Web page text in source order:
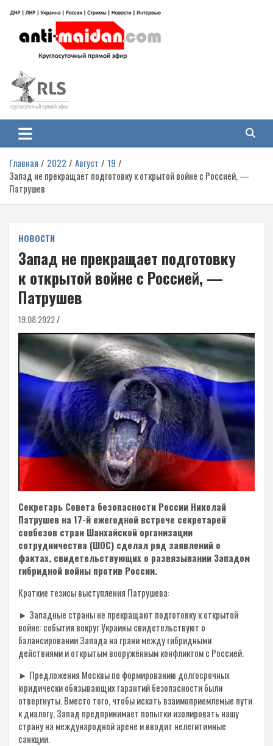
содержимому
Антимайдан: Гражданская война
на Украине
гражданской войне на Украине, включая события в Новороссии, ДНР,
ЛНР и других регионах.
Главная 2022 Август
19
Запад не прекращает подготовку к открытой войне с Россией, —
Патрушев
НОВОСТИ
Запад не прекращает подготовку
к открытой войне с Россией, —
Патрушев
19.08.2022
Секретарь Совета безопасности России Николай
Патрушев на 17-й ежегодной встрече секретарей
совбезов стран Шанхайской организации
сотрудничества (ШОС) сделал ряд заявлений о
фактах, свидетельствующих о развязывании Западом
гибридной войны против России.
Краткие тезисы выступления Патрушева:
► Западные страны не прекращают подготовку к открытой
войне: события вокруг Украины свидетельствуют о
балансировании Запада на грани между гибридными
действиями и открытым вооружённым конфликтом с Россией.
► Предложения Москвы по формированию долгосрочных
юридически обязывающих гарантий безопасности были
отвергнуты. Вместо того, чтобы искать взаимоприемлемые пути
к диалогу, Запад предпринимает попытки изолировать нашу
страну на международной арене и вводит нелегитимные
санкции.